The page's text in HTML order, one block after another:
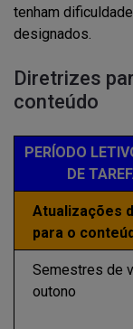
tenham
designados.
Diretrizes
conteúdo
PERÍODO
DE
Atualizações
para o
Semestres de
outono